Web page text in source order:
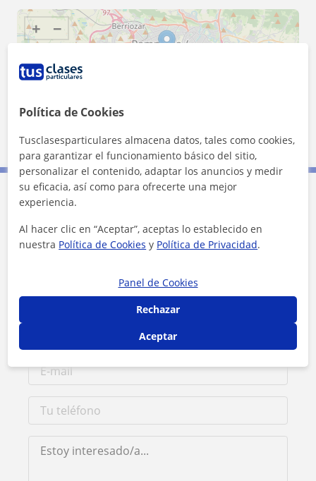
+ −
3 mi
Leaflet| ©OpenStreetMapcontributors
Contacta con Carmen
Tarifa 12€/h
Política de Cookies
Tusclasesparticulares almacena datos, tales como cookies,
para garantizar el funcionamiento básico del sitio,
personalizar el contenido, adaptar los anuncios y medir
su eficacia, así como para ofrecerte una mejor
experiencia.
Al hacer clic en “Aceptar”, aceptas lo establecido en
nuestra Política de Cookies y Política de Privacidad.
Panel de Cookies
Rechazar
Aceptar